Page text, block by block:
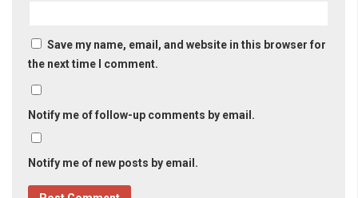
Save my name, email, and website in this browser for
the next time I comment.
Notify me of follow-up comments by email.
Notify me of new posts by email.